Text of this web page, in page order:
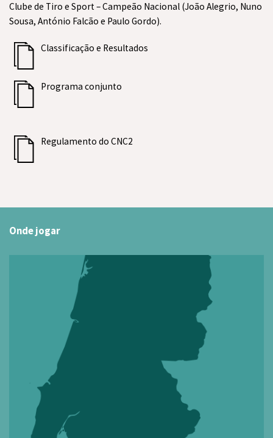
Clube de Tiro e Sport – Campeão Nacional (João Alegrio, Nuno
Sousa, António Falcão e Paulo Gordo).
Classificação e Resultados
Programa conjunto
Regulamento do CNC2
Onde jogar